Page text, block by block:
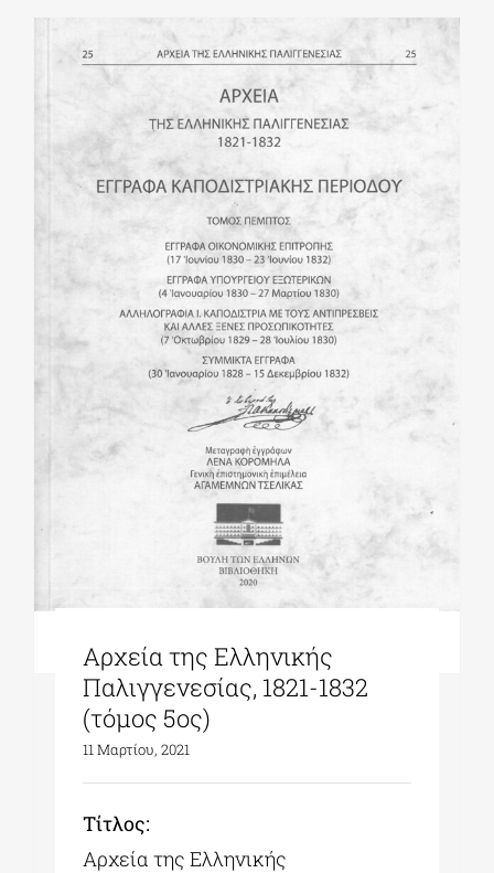
Αρχεία της Ελληνικής
Παλιγγενεσίας, 1821-1832
(τόμος 5ος)
11 Μαρτίου, 2021
Tίτλος:
Αρχεία της Ελληνικής